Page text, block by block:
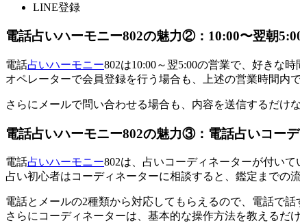
LINE登録
電話占いハーモニー802の魅力②：10:00〜翌朝
電話占いハーモニー802は10:00～翌5:00の営業で、 好きな時
オペレーターで会員登録を行う場合も、上述の営業時間内
さらにメールで問い合わせる場合も、 内容を送信するだけ
電話占いハーモニー802の魅力③：電話占いコー
電話占いハーモニー802は、 占いコーディネーターが付いて
占い初心者はコーディネーターに相談すると、鑑定までの
電話とメールの2種類から対応してもらえるので、 電話で話
さらにコーディネーターは、基本的な操作方法を教えるだ